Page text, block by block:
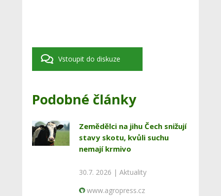
Vstoupit do diskuze
Podobné články
Zemědělci na jihu Čech snižují
stavy skotu, kvůli suchu
nemají krmivo
30.7. 2026 | Aktuality
www.agropress.cz